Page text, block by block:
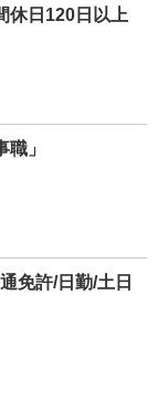
休日120日以上
」
免許/日勤/土日